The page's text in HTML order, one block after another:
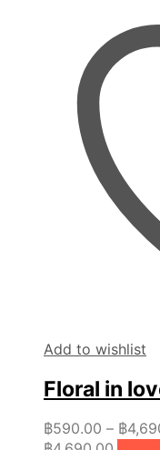
Add to wishlist
Floral in
฿590.00 – ฿